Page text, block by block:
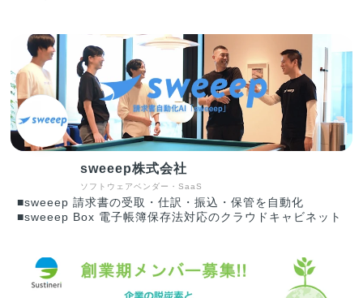
発・提供しており、2021年10月時点で4,500社の企業にご
利用いただいています。 〈アラームボックスとは〉 アラー
ムボックスは、企業や自治体のHP、SNSや口コミサイトな
どインターネット上に存在する定性情報をAIが収集・解析す
る企業調査サービスであり、新規取引時の与信判断、既存取
引先の継続的な与信管理、さらに売掛保証までを一括して行
える与信管理ツールです。
sweeep株式会社
ソフトウェアベンダー・SaaS
■sweeep 請求書の受取・仕訳・振込・保管を自動化
■sweeep Box 電子帳簿保存法対応のクラウドキャビネット